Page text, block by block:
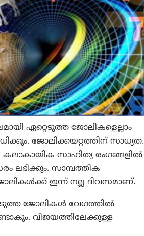
ഏറ്റെടുത്ത ജോലികളെല്ലാം
ജോലിക്കയറ്റത്തിന് സാധ്യത.
സാഹിത്യ രംഗങ്ങളില്‍
ലഭിക്കും. സാമ്പത്തിക
ഇന്ന് നല്ല ദിവസമാണ്.
ജോലികള്‍ വേഗത്തില്‍
വിജയത്തിലേക്കുള്ള